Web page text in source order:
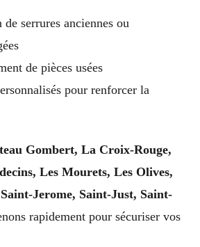
de serrures anciennes ou
de pièces usées
pour renforcer la
Gombert, La Croix-Rouge,
Les Mourets, Les Olives,
Jerome, Saint-Just, Saint-
rapidement pour sécuriser vos